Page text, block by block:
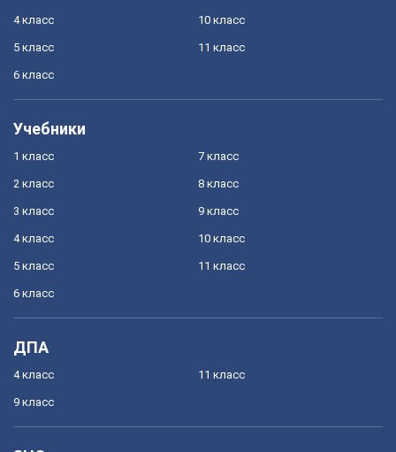
4 класс
5 класс
6 класс
10 класс
11 класс
Учебники
1 класс
2 класс
3 класс
4 класс
5 класс
6 класс
7 класс
8 класс
9 класс
10 класс
11 класс
ДПА
4 класс
9 класс
11 класс